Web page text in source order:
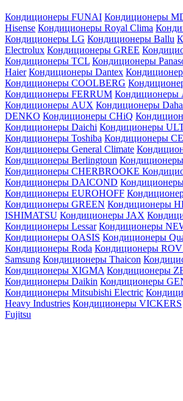
Кондиционеры FUNAI Кондиционеры
Hisense Кондиционеры Royal Clima
Кондиционеры LG Кондиционеры Ballu
Electrolux Кондиционеры GREE
Кондиционеры TCL Кондиционеры
Haier Кондиционеры Dantex
Кондиционеры СOOLBERG
Кондиционеры FERRUM Кондиционеры
Кондиционеры AUX Кондиционеры
DENKO Кондиционеры CHiQ
Кондиционеры Daichi Кондиционеры
Кондиционеры Toshiba Кондиционеры
Кондиционеры General Climate
Кондиционеры Berlingtoun Кондиционеры
Кондиционеры CHERBROOKE
Кондиционеры DAICOND
Кондиционеры EUROHOFF
Кондиционеры GREEN Кондиционеры
ISHIMATSU Кондиционеры JAX
Кондиционеры Lessar Кондиционеры
Кондиционеры OASIS Кондиционеры
Кондиционеры Roda Кондиционеры
Samsung Кондиционеры Thaicon
Кондиционеры XIGMA Кондиционеры
Кондиционеры Daikin Кондиционеры
Кондиционеры Mitsubishi Electric
Heavy Industries Кондиционеры VICKERS
Fujitsu